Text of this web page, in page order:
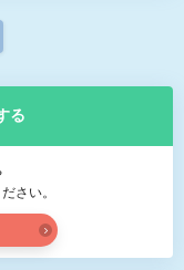
る
さい。